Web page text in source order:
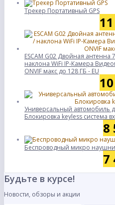
Трекер Портативный GPS
ESCAM G02 Двойная
наклона WiFi IP-Камера
ONVIF макс до 128 ГБ - EU
Универсальный автомобиль
Блокировка keyless система
8
Беспроводный микро
7
Будьте в курсе!
Новости, обзоры и акции